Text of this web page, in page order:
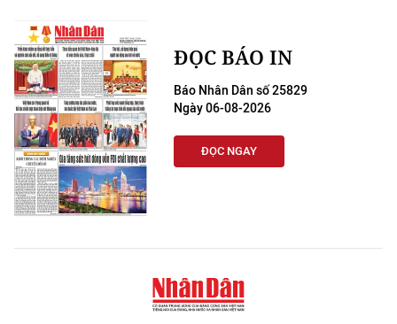
ĐỌC BÁO IN
Báo Nhân Dân số 25829
Ngày 06-08-2026
ĐỌC NGAY